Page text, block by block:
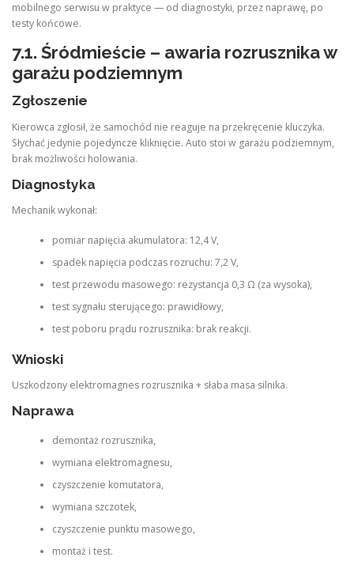
mobilnego serwisu w praktyce — od diagnostyki, przez naprawę, po
testy końcowe.
7.1. Śródmieście – awaria rozrusznika w
garażu podziemnym
Zgłoszenie
Kierowca zgłosił, że samochód nie reaguje na przekręcenie kluczyka.
Słychać jedynie pojedyncze kliknięcie. Auto stoi w garażu podziemnym,
brak możliwości holowania.
Diagnostyka
Mechanik wykonał:
pomiar napięcia akumulatora: 12,4 V,
spadek napięcia podczas rozruchu: 7,2 V,
test przewodu masowego: rezystancja 0,3 Ω (za wysoka),
test sygnału sterującego: prawidłowy,
test poboru prądu rozrusznika: brak reakcji.
Wnioski
Uszkodzony elektromagnes rozrusznika + słaba masa silnika.
Naprawa
demontaż rozrusznika,
wymiana elektromagnesu,
czyszczenie komutatora,
wymiana szczotek,
czyszczenie punktu masowego,
montaż i test.